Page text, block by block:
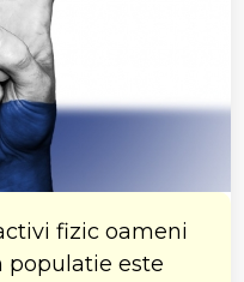
fizic oameni
populatie este